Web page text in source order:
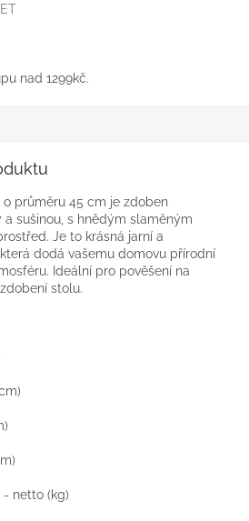
nad 1299kč.
průměru 45 cm je zdoben
sušinou, s hnědým slaměným
Je to krásná jarní a
dodá vašemu domovu přírodní
Ideální pro pověšení na
stolu.
- netto (kg)